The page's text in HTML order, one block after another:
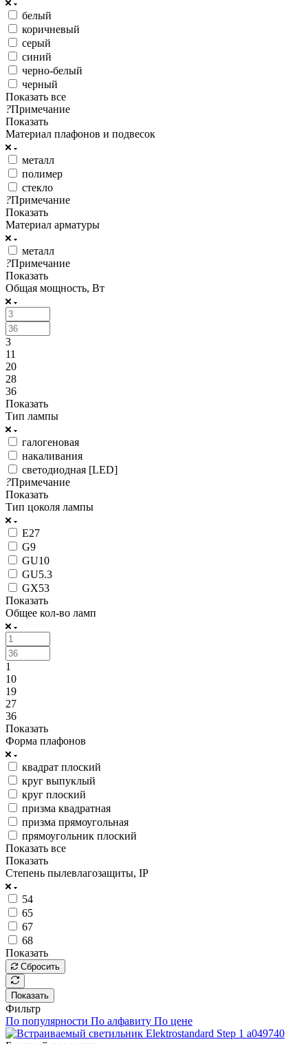
белый
коричневый
серый
синий
черно-белый
черный
Показать все
?Примечание
Показать
Материал плафонов и подвесок
металл
полимер
стекло
?Примечание
Показать
Материал арматуры
металл
?Примечание
Показать
Общая мощность, Вт
3
11
20
28
36
Показать
Тип лампы
галогеновая
накаливания
светодиодная [LED]
?Примечание
Показать
Тип цоколя лампы
E27
G9
GU10
GU5.3
GX53
Показать
Общее кол-во ламп
1
10
19
27
36
Показать
Форма плафонов
квадрат плоский
круг выпуклый
круг плоский
призма квадратная
призма прямоугольная
прямоугольник плоский
Показать все
Показать
Степень пылевлагозащиты, IP
54
65
67
68
Показать
Сбросить
Показать
Фильтр
По популярности По алфавиту По цене